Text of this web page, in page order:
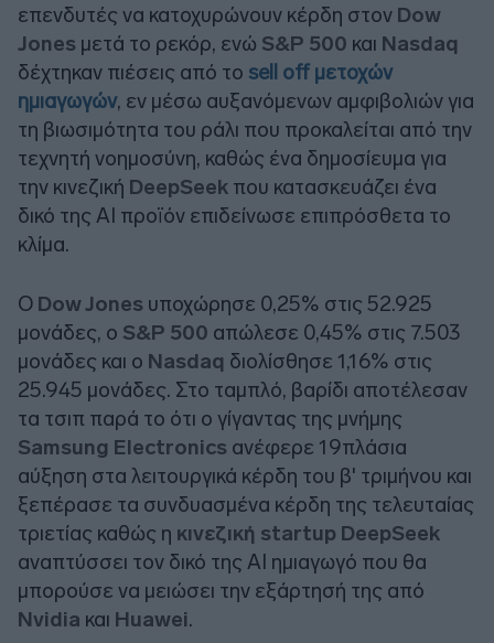
επενδυτές να κατοχυρώνουν κέρδη στοv Dow
Jones μετά το ρεκόρ, ενώ S&P 500 και Nasdaq
δέχτηκαν πιέσεις από το sell off μετοχών
ημιαγωγών, εν μέσω αυξανόμενων αμφιβολιών για
τη βιωσιμότητα του ράλι που προκαλείται από την
τεχνητή νοημοσύνη, καθώς ένα δημοσίευμα για
την κινεζική DeepSeek που κατασκευάζει ένα
δικό της ΑΙ προϊόν επιδείνωσε επιπρόσθετα το
κλίμα.
O Dow Jones υποχώρησε 0,25% στις 52.925
μονάδες, ο S&P 500 απώλεσε 0,45% στις 7.503
μονάδες και ο Nasdaq διολίσθησε 1,16% στις
25.945 μονάδες. Στο ταμπλό, βαρίδι αποτέλεσαν
τα τσιπ παρά το ότι ο γίγαντας της μνήμης
Samsung Electronics ανέφερε 19πλάσια
αύξηση στα λειτουργικά κέρδη του β' τριμήνου και
ξεπέρασε τα συνδυασμένα κέρδη της τελευταίας
τριετίας καθώς η κινεζική startup DeepSeek
αναπτύσσει τον δικό της ΑΙ ημιαγωγό που θα
μπορούσε να μειώσει την εξάρτησή της από
Nvidia και Huawei.